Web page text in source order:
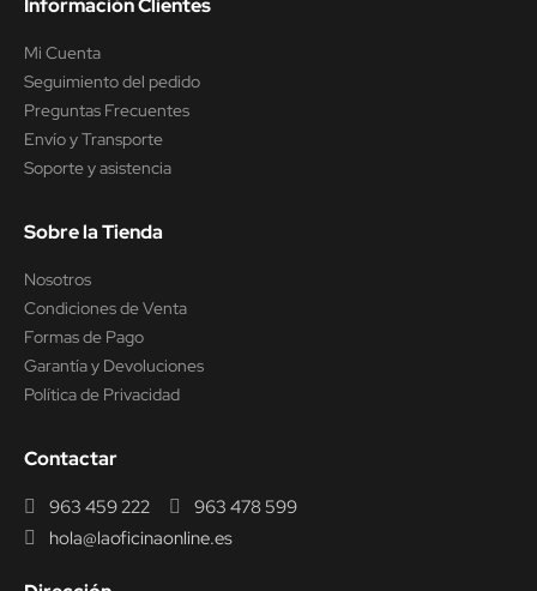
Información Clientes
Mi Cuenta
Seguimiento del pedido
Preguntas Frecuentes
Envío y Transporte
Soporte y asistencia
Sobre la Tienda
Nosotros
Condiciones de Venta
Formas de Pago
Garantía y Devoluciones
Política de Privacidad
Contactar
963 459 222
963 478 599
hola@laoficinaonline.es